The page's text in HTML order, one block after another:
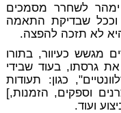
ימהר לשחרר מסמכים
שבדיקת התאמה
לא תזכה להפצה.
מגשש כעיוור, בתורו
גרסתו, בעוד שבידי
כגון: תעודות
וספקים, הזמנות,]
ועוד.